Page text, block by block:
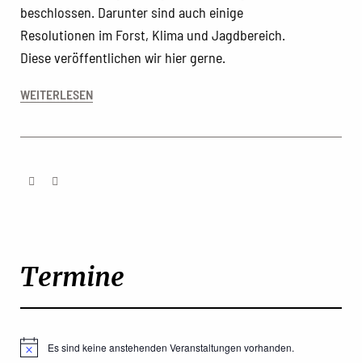
beschlossen. Darunter sind auch einige
Resolutionen im Forst, Klima und Jagdbereich.
Diese veröffentlichen wir hier gerne.
WEITERLESEN
Termine
HinweisEs sind keine anstehenden Veranstaltungen vorhanden.